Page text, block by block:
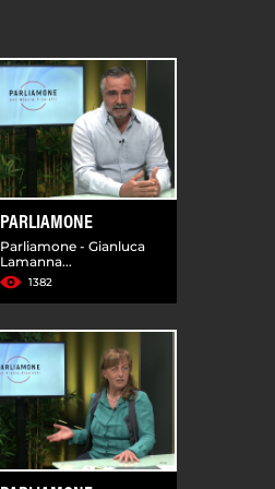
PARLIAMONE
Parliamone - Gianluca
Lamanna...
1382